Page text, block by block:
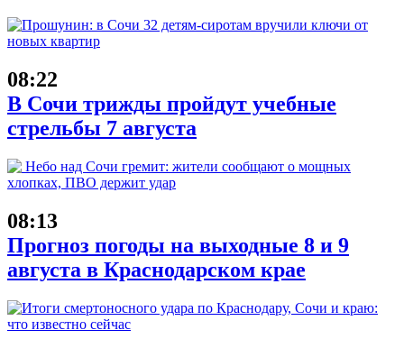
08:22
В Сочи трижды пройдут учебные
стрельбы 7 августа
08:13
Прогноз погоды на выходные 8 и 9
августа в Краснодарском крае